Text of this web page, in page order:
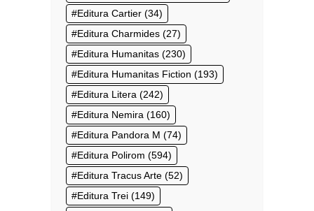
Editura Cartier (34)
Editura Charmides (27)
Editura Humanitas (230)
Editura Humanitas Fiction (193)
Editura Litera (242)
Editura Nemira (160)
Editura Pandora M (74)
Editura Polirom (594)
Editura Tracus Arte (52)
Editura Trei (149)